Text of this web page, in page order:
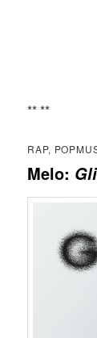
** **
RAP,
Melo: